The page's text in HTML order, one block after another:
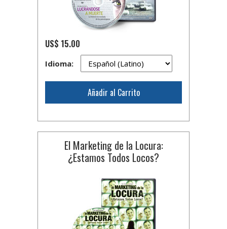
US$ 15.00
Idioma:
Añadir al Carrito
El Marketing de la Locura:
¿Estamos Todos Locos?